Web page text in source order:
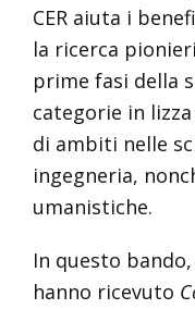
CER aiuta i
la ricerca
prime fasi della
categorie in
di ambiti nelle
ingegneria,
umanistiche.
In questo
hanno ricevuto